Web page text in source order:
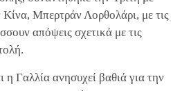
Μπερτράν Λορθολάρι, με τις
απόψεις σχετικά με τις
Γαλλία ανησυχεί βαθιά για την